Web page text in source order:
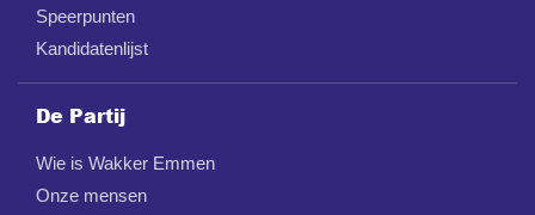
Speerpunten
Kandidatenlijst
De Partij
Wie is Wakker Emmen
Onze mensen